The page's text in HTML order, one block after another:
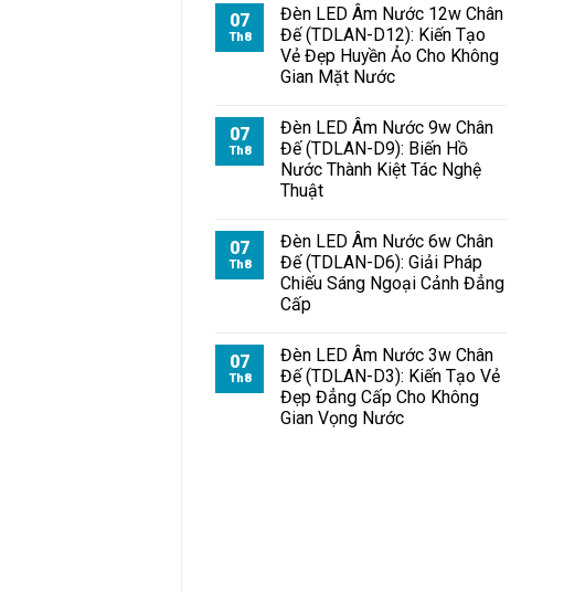
07
Th8
Đèn LED Âm Nước 12w Chân
Đế (TDLAN-D12): Kiến Tạo
Vẻ Đẹp Huyền Ảo Cho Không
Gian Mặt Nước
07
Th8
Đèn LED Âm Nước 9w Chân
Đế (TDLAN-D9): Biến Hồ
Nước Thành Kiệt Tác Nghệ
Thuật
07
Th8
Đèn LED Âm Nước 6w Chân
Đế (TDLAN-D6): Giải Pháp
Chiếu Sáng Ngoại Cảnh Đẳng
Cấp
07
Th8
Đèn LED Âm Nước 3w Chân
Đế (TDLAN-D3): Kiến Tạo Vẻ
Đẹp Đẳng Cấp Cho Không
Gian Vọng Nước